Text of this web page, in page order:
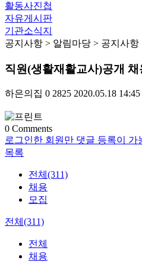
활동사진첩
자유게시판
기관소식지
공지사항 > 알림마당 > 공지사항
직원(생활재활교사)공개
하은의집 0 2825 2020.05.18 14:45
0 Comments
로그인한 회원만 댓글 등록이 가
목록
전체(311)
채용
모집
전체(311)
전체
채용